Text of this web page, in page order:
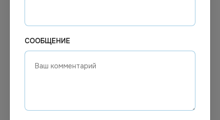
Порошок стиральный Миф
Стиральный порошок Ariel
СООБЩЕНИЕ